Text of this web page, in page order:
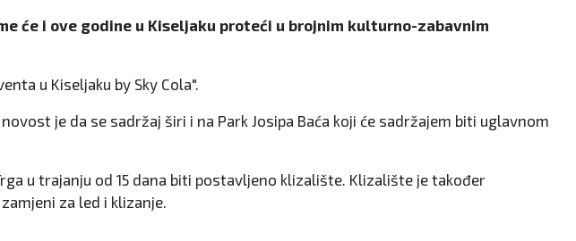
će i ove godine u Kiseljaku proteći u brojnim kulturno-zabavnim
u Kiseljaku by Sky Cola".
je da se sadržaj širi i na Park Josipa Baća koji će sadržajem biti uglavnom
u trajanju od 15 dana biti postavljeno klizalište. Klizalište je također
za led i klizanje.